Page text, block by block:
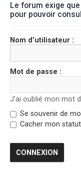
Le forum exige
pour pouvoir
Nom d’utilisateur :
Mot de passe :
J’ai oublié mon mot
Se souvenir de
Cacher mon